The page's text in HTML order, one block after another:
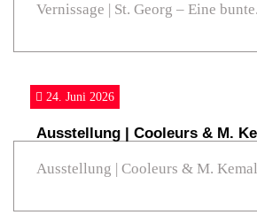
Cafè
Lesegarten
Vernissage | St. Georg – Eine
24. Juni 2026
Ausstellung | Cooleurs & M.
Ausstellung | Cooleurs & M.